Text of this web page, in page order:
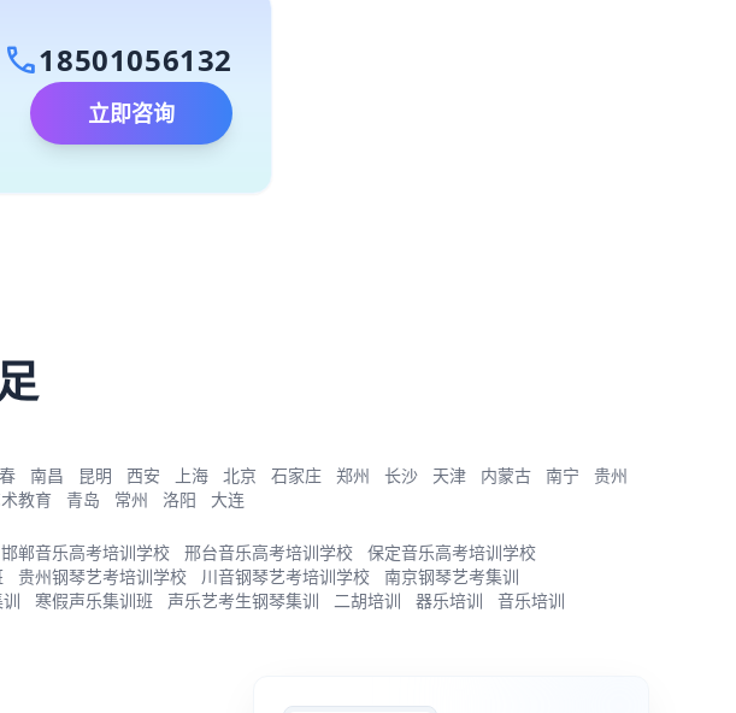
call18501056132
立即咨询
南昌 昆明 西安 上海 北京 石家庄 郑州 长沙 天津 内蒙古 南宁
贵州
教育 青岛 常州 洛阳 大连
邯郸音乐高考培训学校 邢台音乐高考培训学校
保定音乐高考培训学校
贵州钢琴艺考培训学校 川音钢琴艺考培训学校
南京钢琴艺考集训
寒假声乐集训班 声乐艺考生钢琴集训 二胡培训 器乐培训
音乐培训